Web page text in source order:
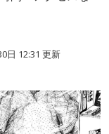
日 12:31 更新